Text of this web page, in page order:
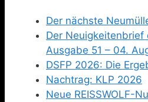
Der nächste
Der Neuigkeitenbrief
Ausgabe 51 – 04.
DSFP 2026: Die
Nachtrag: KLP 2026
Neue REISSWOLF-